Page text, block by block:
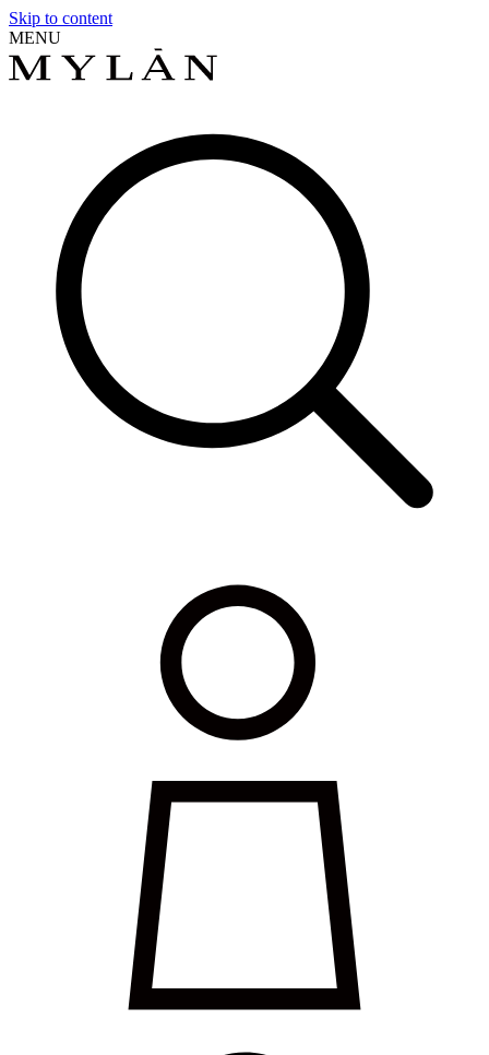
Skip to content
MENU